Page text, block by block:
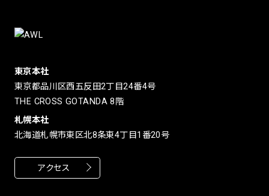
東京本社
東京都品川区西五反田2丁目24番4号
THE CROSS GOTANDA 8階
札幌本社
北海道札幌市東区北8条東4丁目1番20号
アクセス